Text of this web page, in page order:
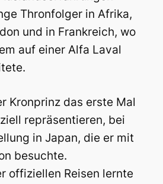
Thronfolger in Afrika,
und in Frankreich, wo
auf einer Alfa Laval
Kronprinz das erste Mal
repräsentieren, bei
in Japan, die er mit
besuchte.
offiziellen Reisen lernte